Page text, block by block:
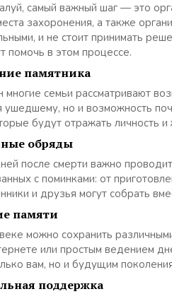
самый важный шаг — это
захоронения, а также
и не стоит принимать
помочь в этом процессе.
памятника
семьи рассматривают
ушедшему, но и возможность
будут отражать личность
обряды
после смерти важно
с поминками: от
и друзья могут собрать
памяти
можно сохранить
или простым ведением
вам, но и будущим
поддержка